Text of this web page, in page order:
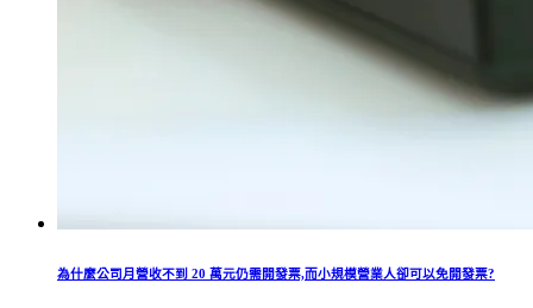
為什麼公司月營收不到 20 萬元仍需開發票,而小規模營業人卻可以免開發票?